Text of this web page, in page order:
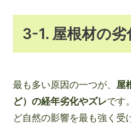
3-1. 屋根材の劣
最も多い原因の一つが、 屋
ど）の経年劣化やズレです
ど自然の影響を最も強く受